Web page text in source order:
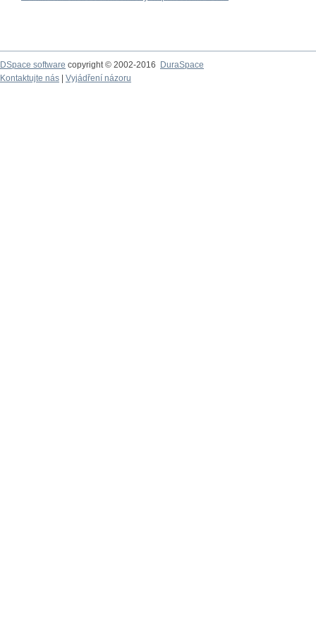
DSpace software copyright © 2002-2016
DuraSpace
Kontaktujte nás
Vyjádření názoru